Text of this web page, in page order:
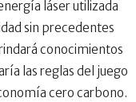
láser utilizada
sin precedentes
conocimientos
las reglas del juego
cero carbono.